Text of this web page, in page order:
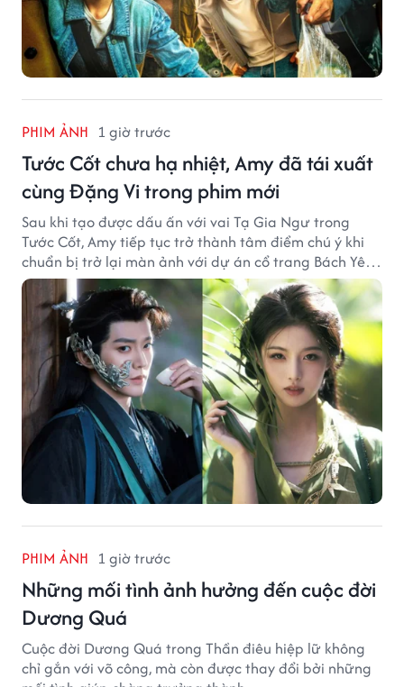
PHIM ẢNH 1 giờ trước
Tước Cốt chưa hạ nhiệt, Amy đã tái xuất
cùng Đặng Vi trong phim mới
Sau khi tạo được dấu ấn với vai Tạ Gia Ngư trong
Tước Cốt, Amy tiếp tục trở thành tâm điểm chú ý khi
chuẩn bị trở lại màn ảnh với dự án cổ trang Bách Yêu
Phổ.
PHIM ẢNH 1 giờ trước
Những mối tình ảnh hưởng đến cuộc đời
Dương Quá
Cuộc đời Dương Quá trong Thần điêu hiệp lữ không
chỉ gắn với võ công, mà còn được thay đổi bởi những